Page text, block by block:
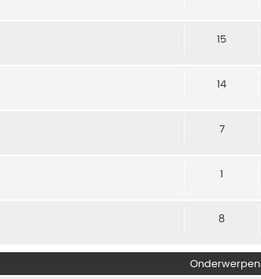
15
14
7
1
8
Onderwerpen